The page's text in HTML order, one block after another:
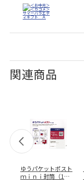
関連商品
ゆうパケットポスト
ｍｉｎｉ封筒（1個